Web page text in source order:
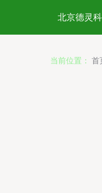
北京德灵
当前位置： 首